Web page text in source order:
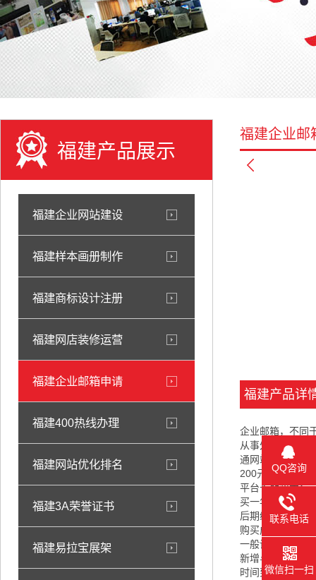
福建产品展示
福建企业网站建设
福建样本画册制作
福建商标设计注册
福建网店装修运营
福建企业邮箱申请
福建400热线办理
福建网站优化排名
福建3A荣誉证书
福建易拉宝展架
福建企业邮
福建产品详
企业邮箱，不同
从事外贸业务的
通网站也是可以
200元一个人/年
平台长期政策：
买一年送一年，
后期续费：买两
购买成功以后：
一般设置邮箱名
新增与减少邮箱
时间到都是统一
QQ咨询
联系电话
微信扫一扫